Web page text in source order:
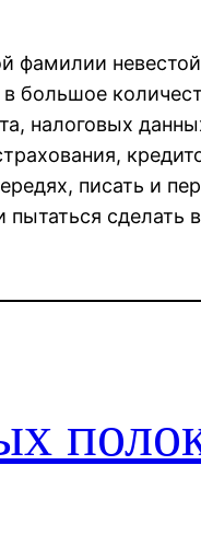
фамилии
большое
налоговых
писать и
сделать